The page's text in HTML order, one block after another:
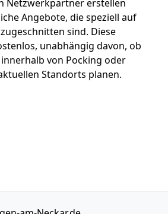
Netzwerkpartner erstellen
Angebote, die speziell auf
sind. Diese
unabhängig davon, ob
von Pocking oder
Standorts planen.